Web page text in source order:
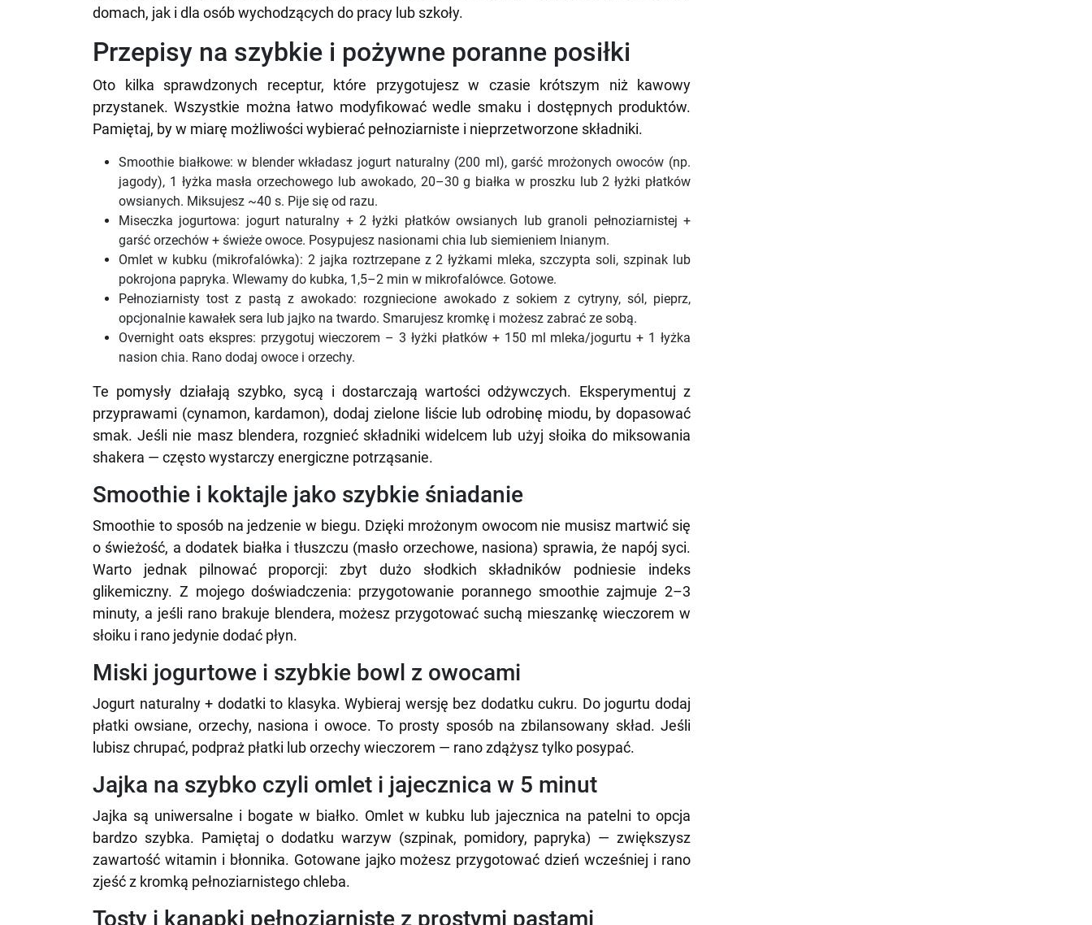
domach, jak i dla osób wychodzących do pracy lub szkoły.
Przepisy na szybkie i pożywne poranne posiłki
Oto kilka sprawdzonych receptur, które przygotujesz w czasie krótszym niż kawowy
przystanek. Wszystkie można łatwo modyfikować wedle smaku i dostępnych produktów.
Pamiętaj, by w miarę możliwości wybierać pełnoziarniste i nieprzetworzone składniki.
Smoothie białkowe: w blender wkładasz jogurt naturalny (200 ml), garść mrożonych owoców (np.
jagody), 1 łyżka masła orzechowego lub awokado, 20–30 g białka w proszku lub 2 łyżki płatków
owsianych. Miksujesz ~40 s. Pije się od razu.
Miseczka jogurtowa: jogurt naturalny + 2 łyżki płatków owsianych lub granoli pełnoziarnistej +
garść orzechów + świeże owoce. Posypujesz nasionami chia lub siemieniem lnianym.
Omlet w kubku (mikrofalówka): 2 jajka roztrzepane z 2 łyżkami mleka, szczypta soli, szpinak lub
pokrojona papryka. Wlewamy do kubka, 1,5–2 min w mikrofalówce. Gotowe.
Pełnoziarnisty tost z pastą z awokado: rozgniecione awokado z sokiem z cytryny, sól, pieprz,
opcjonalnie kawałek sera lub jajko na twardo. Smarujesz kromkę i możesz zabrać ze sobą.
Overnight oats ekspres: przygotuj wieczorem – 3 łyżki płatków + 150 ml mleka/jogurtu + 1 łyżka
nasion chia. Rano dodaj owoce i orzechy.
Te pomysły działają szybko, sycą i dostarczają wartości odżywczych. Eksperymentuj z
przyprawami (cynamon, kardamon), dodaj zielone liście lub odrobinę miodu, by dopasować
smak. Jeśli nie masz blendera, rozgnieć składniki widelcem lub użyj słoika do miksowania
shakera — często wystarczy energiczne potrząsanie.
Smoothie i koktajle jako szybkie śniadanie
Smoothie to sposób na jedzenie w biegu. Dzięki mrożonym owocom nie musisz martwić się
o świeżość, a dodatek białka i tłuszczu (masło orzechowe, nasiona) sprawia, że napój syci.
Warto jednak pilnować proporcji: zbyt dużo słodkich składników podniesie indeks
glikemiczny. Z mojego doświadczenia: przygotowanie porannego smoothie zajmuje 2–3
minuty, a jeśli rano brakuje blendera, możesz przygotować suchą mieszankę wieczorem w
słoiku i rano jedynie dodać płyn.
Miski jogurtowe i szybkie bowl z owocami
Jogurt naturalny + dodatki to klasyka. Wybieraj wersję bez dodatku cukru. Do jogurtu dodaj
płatki owsiane, orzechy, nasiona i owoce. To prosty sposób na zbilansowany skład. Jeśli
lubisz chrupać, podpraż płatki lub orzechy wieczorem — rano zdążysz tylko posypać.
Jajka na szybko czyli omlet i jajecznica w 5 minut
Jajka są uniwersalne i bogate w białko. Omlet w kubku lub jajecznica na patelni to opcja
bardzo szybka. Pamiętaj o dodatku warzyw (szpinak, pomidory, papryka) — zwiększysz
zawartość witamin i błonnika. Gotowane jajko możesz przygotować dzień wcześniej i rano
zjeść z kromką pełnoziarnistego chleba.
Tosty i kanapki pełnoziarniste z prostymi pastami